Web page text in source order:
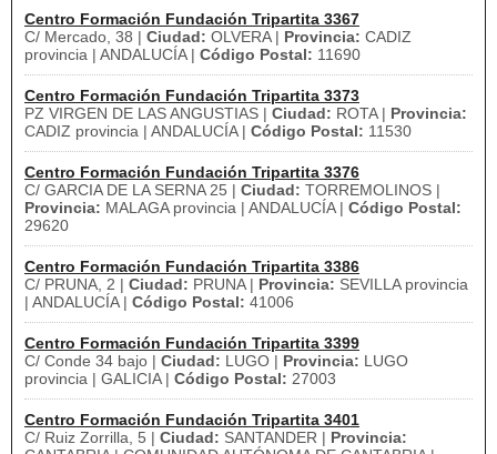
Centro Formación Fundación Tripartita 3367
C/ Mercado, 38 | Ciudad: OLVERA | Provincia: CADIZ
provincia | ANDALUCÍA | Código Postal: 11690
Centro Formación Fundación Tripartita 3373
PZ VIRGEN DE LAS ANGUSTIAS | Ciudad: ROTA | Provincia:
CADIZ provincia | ANDALUCÍA | Código Postal: 11530
Centro Formación Fundación Tripartita 3376
C/ GARCIA DE LA SERNA 25 | Ciudad: TORREMOLINOS |
Provincia: MALAGA provincia | ANDALUCÍA | Código Postal:
29620
Centro Formación Fundación Tripartita 3386
C/ PRUNA, 2 | Ciudad: PRUNA | Provincia: SEVILLA provincia
| ANDALUCÍA | Código Postal: 41006
Centro Formación Fundación Tripartita 3399
C/ Conde 34 bajo | Ciudad: LUGO | Provincia: LUGO
provincia | GALICIA | Código Postal: 27003
Centro Formación Fundación Tripartita 3401
C/ Ruiz Zorrilla, 5 | Ciudad: SANTANDER | Provincia: